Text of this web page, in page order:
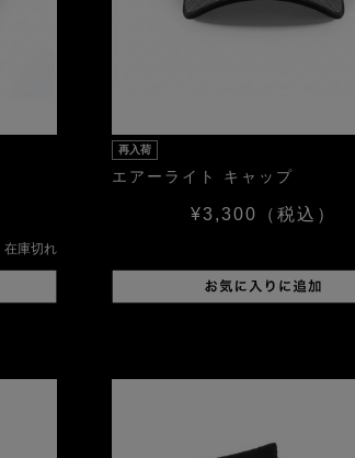
在庫切れ
再入荷
エアーライト キャップ
¥3,300 （税込）